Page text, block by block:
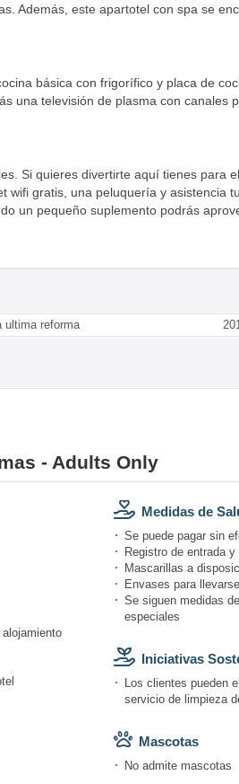
Además, este apartotel con spa se
básica con frigorífico y placa de
una televisión de plasma con
Si quieres divertirte aquí tienes para
gratis, una peluquería y asistencia
un pequeño suplemento podrás
ultima reforma
- Adults Only
Medidas de
Se puede pagar sin
Registro de entrada
Mascarillas a
Envases para
Se siguen medidas
especiales
Iniciativas
Los clientes pueden
servicio de limpieza
Mascotas
No admite mascotas